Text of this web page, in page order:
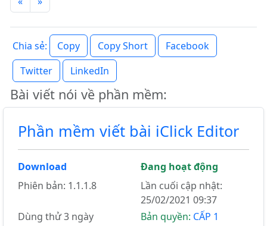
Chia sẻ: Copy Copy Short
Facebook
Twitter
LinkedIn
Bài viết nói về phần mềm:
Phần mềm viết bài iClick Editor
Download
Đang hoạt động
Phiên bản: 1.1.1.8
Lần cuối cập nhật:
25/02/2021 09:37
Dùng thử 3 ngày
Bản quyền: CẤP 1